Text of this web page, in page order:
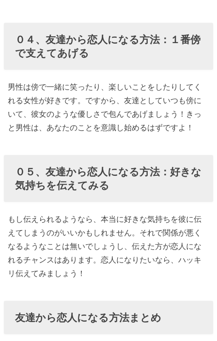
０４、友達から恋人になる方法：１番傍
で支えてあげる
男性は傍で一緒に笑ったり、楽しいことをしたりしてく
れる女性が好きです。ですから、友達としていつも傍に
いて、彼女のような優しさで包んであげましょう！きっ
と男性は、あなたのことを意識し始めるはずですよ！
０５、友達から恋人になる方法：好きな
気持ちを伝えてみる
もし伝えられるようなら、本当に好きな気持ちを彼に伝
えてしまうのがいいかもしれません。それで関係が悪く
なるようなことは無いでしょうし、伝えた方が恋人にな
れるチャンスはあります。恋人になりたいなら、ハッキ
リ伝えてみましょう！
友達から恋人になる方法まとめ